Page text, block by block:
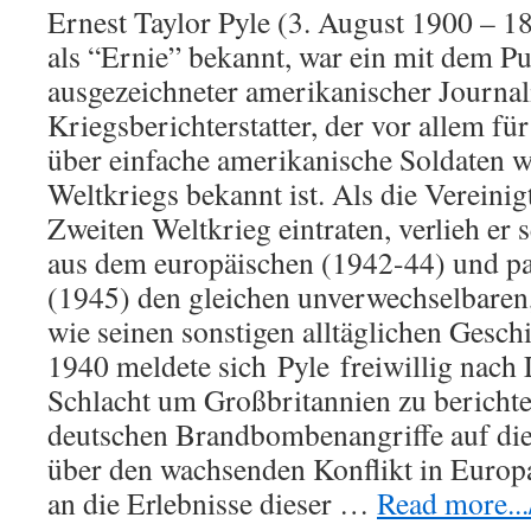
Ernest Taylor Pyle (3. August 1900 –
als “Ernie” bekannt, war ein mit dem
ausgezeichneter amerikanischer
Kriegsberichterstatter, der vor allem
über einfache amerikanische Soldaten
Weltkriegs bekannt ist. Als die
Zweiten Weltkrieg eintraten, verlieh er
aus dem europäischen (1942-44) und
(1945) den gleichen
wie seinen sonstigen alltäglichen
1940 meldete sich Pyle freiwillig nach
Schlacht um Großbritannien zu
deutschen Brandbombenangriffe auf
über den wachsenden Konflikt in
an die Erlebnisse dieser … Read